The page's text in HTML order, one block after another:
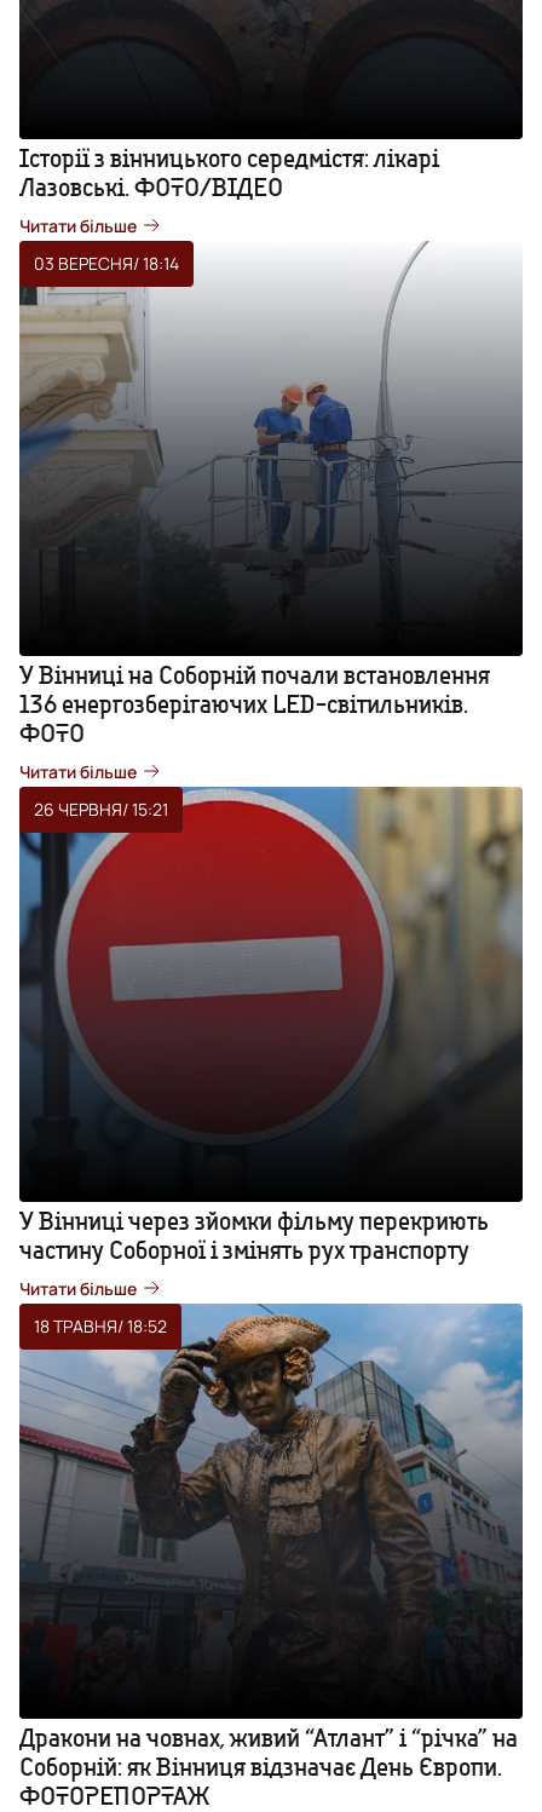
Історії з вінницького середмістя: лікарі
Лазовські. ФОТО/ВІДЕО
Читати більше
03 ВЕРЕСНЯ/ 18:14
У Вінниці на Соборній почали встановлення
136 енергозберігаючих LED-світильників.
ФОТО
Читати більше
26 ЧЕРВНЯ/ 15:21
У Вінниці через зйомки фільму перекриють
частину Соборної і змінять рух транспорту
Читати більше
18 ТРАВНЯ/ 18:52
Дракони на човнах, живий “Атлант” і “річка” на
Соборній: як Вінниця відзначає День Європи.
ФОТОРЕПОРТАЖ